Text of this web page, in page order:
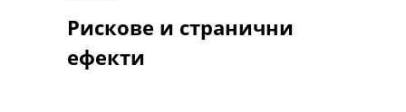
Рискове и странични
ефекти